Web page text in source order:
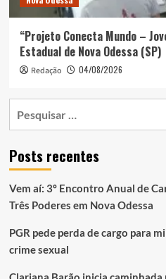
“Projeto Conecta Mundo –
Estadual de Nova Odessa (SP)
Redação 04/08/2026
Posts recentes
Vem aí: 3º Encontro Anual de
Três Poderes em Nova Odessa
PGR pede perda de cargo para
crime sexual